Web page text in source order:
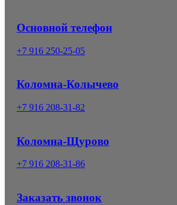
Основной телефон
+7 916 250-25-05
Коломна-Колычево
+7 916 208-31-82
Коломна-Щурово
+7 916 208-31-86
Заказать звонок